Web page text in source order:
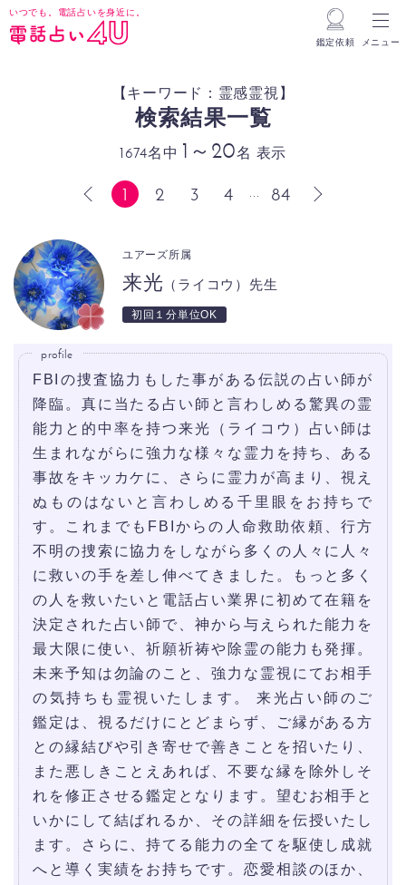
いつでも。電話占いを身近に。
メニュー
鑑定依頼
【キーワード：霊感霊視】
検索結果一覧
1674名中 1～20名 表示
1 2 3 4 ... 84
来光 （ライコウ）先生
ユアーズ所属
初回１分単位OK
profile
FBIの捜査協力もした事がある伝説の占い師が
降臨。真に当たる占い師と言わしめる驚異の霊
能力と的中率を持つ来光（ライコウ）占い師は
生まれながらに強力な様々な霊力を持ち、ある
事故をキッカケに、さらに霊力が高まり、視え
ぬものはないと言わしめる千里眼をお持ちで
す。これまでもFBIからの人命救助依頼、行方
不明の捜索に協力をしながら多くの人々に人々
に救いの手を差し伸べてきました。もっと多く
の人を救いたいと電話占い業界に初めて在籍を
決定された占い師で、神から与えられた能力を
最大限に使い、祈願祈祷や除霊の能力も発揮。
未来予知は勿論のこと、強力な霊視にてお相手
の気持ちも霊視いたします。 来光占い師のご
鑑定は、視るだけにとどまらず、ご縁がある方
との縁結びや引き寄せで善きことを招いたり、
また悪しきことえあれば、不要な縁を除外しそ
れを修正させる鑑定となります。望むお相手と
いかにして結ばれるか、その詳細を伝授いたし
ます。さらに、持てる能力の全てを駆使し成就
へと導く実績をお持ちです。恋愛相談のほか、